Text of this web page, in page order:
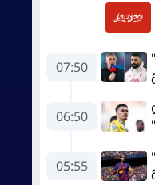
07:50
06:50
05:55